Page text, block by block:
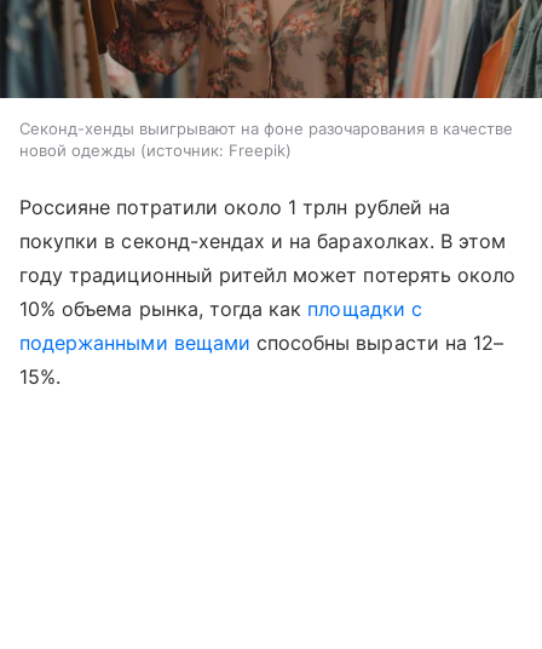
Секонд-хенды выигрывают на фоне разочарования в качестве
новой одежды
источник: Freepik
Россияне потратили около 1 трлн рублей на
покупки в секонд-хендах и на барахолках. В этом
году традиционный ритейл может потерять около
10% объема рынка, тогда как площадки с
подержанными вещами способны вырасти на 12–
15%.